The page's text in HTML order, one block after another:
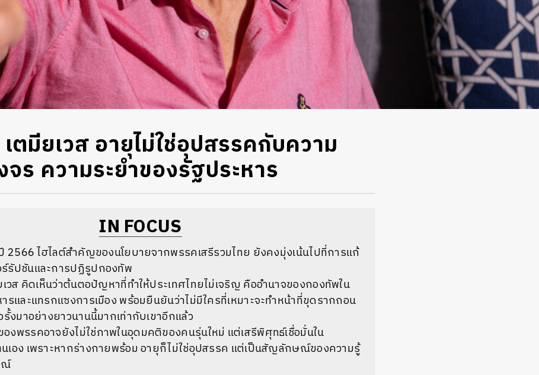
ตมียเวส อายุไม่ใช่อุปสรรคกับความ
ร ความระยำของรัฐประหาร
IN FOCUS
2566 ไฮไลต์สำคัญของนโยบายจากพรรคเสรีรวมไทย ยังคงมุ่งเน้นไปที่การแก้
รัปชันและการปฏิรูปกองทัพ
วส คิดเห็นว่าต้นตอปัญหาที่ทำให้ประเทศไทยไม่เจริญ คืออำนาจของกองทัพใน
รและแทรกแซงการเมือง พร้อมยืนยันว่าไม่มีใครที่เหมาะจะทำหน้าที่ขุดรากถอน
งมาอย่างยาวนานนี้มากเท่ากับเขาอีกแล้ว
พรรคอาจยังไม่ใช่ภาพในอุดมคติของคนรุ่นใหม่ แต่เสรีพิศุทธ์เชื่อมั่นใน
อง เพราะหากร่างกายพร้อม อายุก็ไม่ใช่อุปสรรค แต่เป็นสัญลักษณ์ของความรู้
ณ์